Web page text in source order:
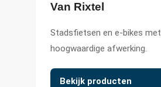
Van Rixtel
Stadsfietsen en e-bikes met
hoogwaardige afwerking.
Bekijk producten